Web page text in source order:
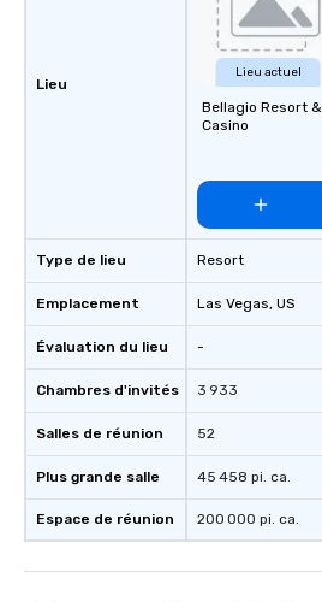
Lieu
Type de lieu
Emplacement
Évaluation du lieu
Chambres d'invités
Salles de réunion
Plus grande salle
Espace de réunion
Lieu actuel
Bellagio Resort &
Casino
Resort
Las Vegas, US
-
3 933
52
45 458 pi. ca.
200 000 pi. ca.